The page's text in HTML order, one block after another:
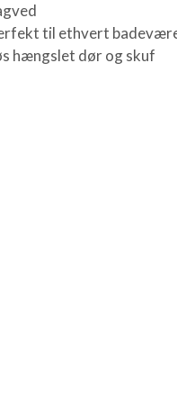
til ethvert
hængslet dør og skuf